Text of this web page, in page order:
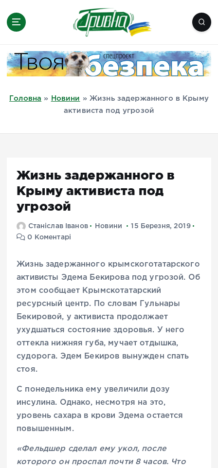
Миколаїв, Одеса, Мелітополь
Головна » Новини » Жизнь задержанного в Крыму
активиста под угрозой
Жизнь задержанного в
Крыму активиста под
угрозой
Станіслав Іванов Новини
15 Березня, 2019
0 Коментарі
Жизнь задержанного крымскоготатарского
активисты Эдема Бекирова под угрозой. Об
этом сообщает Крымскотатарский
ресурсный центр. По словам Гульнары
Бекировой, у активиста продолжает
ухудшаться состояние здоровья. У него
оттекла нижняя губа, мучает отдышка,
судорога. Эдем Бекиров вынужден спать
стоя.
С понедельника ему увеличили дозу
инсулина. Однако, несмотря на это,
уровень сахара в крови Эдема остается
повышенным.
«Фельдшер сделал ему укол, после
которого он проспал почти 8 часов. Что